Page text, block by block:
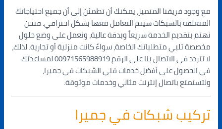
مع وجود فريقنا المتميز، يمكنك أن تطمئن إلى أن جميع احتياجاتك
المتعلقة بالشبكات سيتم التعامل معها بشكل احترافي. فنحن
نهتم بتقديم الخدمة سريعاً وبدقة عالية، ونعمل على وضع حلول
مخصصة تلبي متطلباتك الخاصة، سواءً كانت منزلية أو تجارية. لذلك،
لا تتردد في الاتصال بنا على الرقم 00971565988919 لمساعدتك
في الحصول على أفضل خدمات فني الشبكات في جميرا،
ولتستمتع باتصال إنترنت مثالي وخدمات موثوقة.
تركيب شبكات في جميرا